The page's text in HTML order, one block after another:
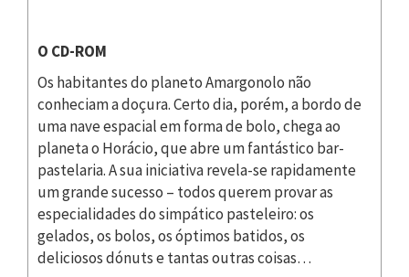
O CD-ROM
Os habitantes do planeto Amargonolo não
conheciam a doçura. Certo dia, porém, a bordo de
uma nave espacial em forma de bolo, chega ao
planeta o Horácio, que abre um fantástico bar-
pastelaria. A sua iniciativa revela-se rapidamente
um grande sucesso – todos querem provar as
especialidades do simpático pasteleiro: os
gelados, os bolos, os óptimos batidos, os
deliciosos dónuts e tantas outras coisas…